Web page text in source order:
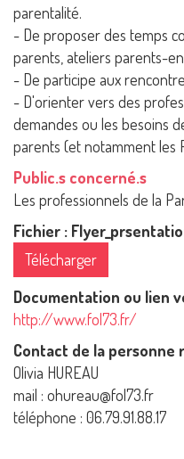
parentalité.
- De proposer des temps
parents, ateliers parents-
- De participe aux
- D'orienter vers des
demandes ou les besoins
parents (et notamment les
Public.s concerné.s
Les professionnels de la
Fichier :
Télécharger
Documentation ou lien
http://www.fol73.fr/
Contact de la
Olivia HUREAU
mail : ohureau@fol73.fr
téléphone : 06.79.91.88.17